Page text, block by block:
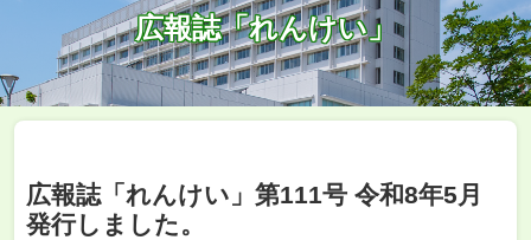
広報誌「れんけい」
広報誌「れんけい」第111号 令和8年5月
発行しました。